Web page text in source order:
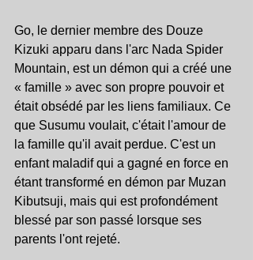
Go, le dernier membre des Douze
Kizuki apparu dans l'arc Nada Spider
Mountain, est un démon qui a créé une
« famille » avec son propre pouvoir et
était obsédé par les liens familiaux. Ce
que Susumu voulait, c'était l'amour de
la famille qu'il avait perdue. C'est un
enfant maladif qui a gagné en force en
étant transformé en démon par Muzan
Kibutsuji, mais qui est profondément
blessé par son passé lorsque ses
parents l'ont rejeté.